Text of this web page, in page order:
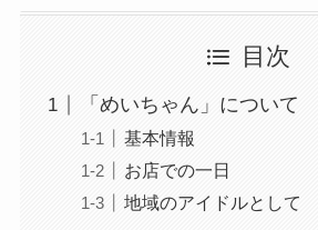
目次
「めいちゃん」について
基本情報
お店での一日
地域のアイドルとして